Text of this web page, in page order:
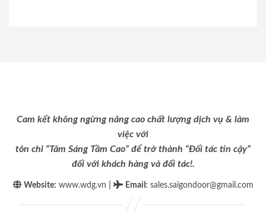
Cam kết không ngừng nâng cao chất lượng dịch vụ & làm
việc với
tôn chỉ “Tâm Sáng Tầm Cao” để trở thành “Đối tác tin cậy”
đối với khách hàng và đối tác!.
Website: www.wdg.vn Email : sales.saigondoor@gmail.com